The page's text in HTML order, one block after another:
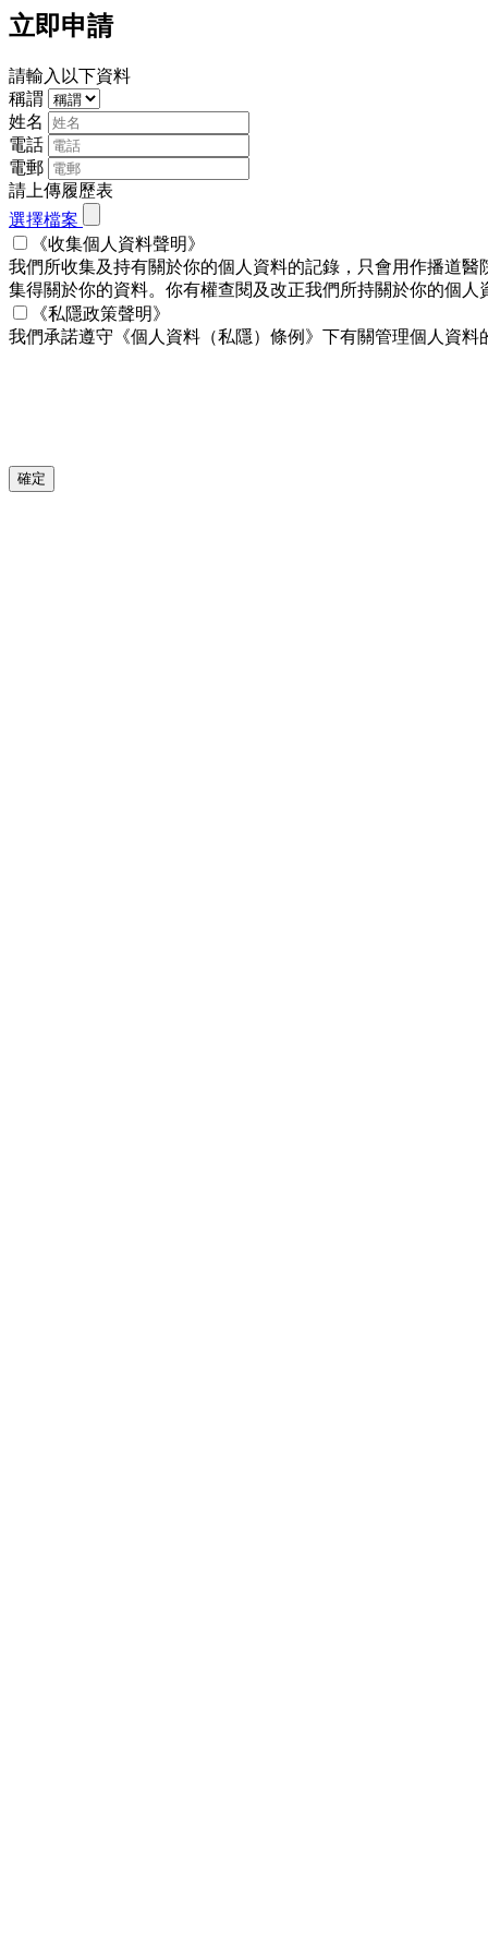
立即申請
請輸入以下資料
稱謂
姓名
電話
電郵
請上傳履歷表
選擇檔案
《收集個人資料聲明》
我們所收集及持有關於你的個人資料的記錄，只會用作播道
集得關於你的資料。你有權查閱及改正我們所持關於你的個
《私隱政策聲明》
我們承諾遵守《個人資料（私隱）條例》下有關管理個人資
確定